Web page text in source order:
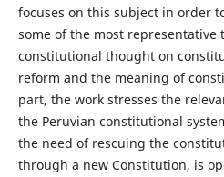
focuses on this subject in order
some of the most representative
constitutional thought on
reform and the meaning of
part, the work stresses the
the Peruvian constitutional
the need of rescuing the
through a new Constitution, is